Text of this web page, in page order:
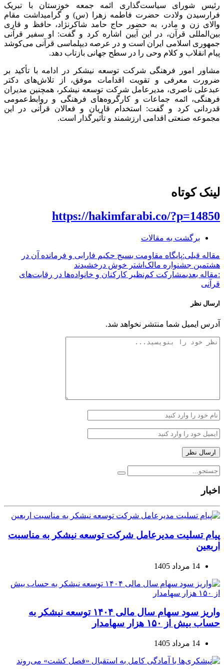
رئیس شورای سیاست‌گذاری ائمه جمعه خوزستان با تبریک
فرارسیدن ولادت حضرت فاطمه زهرا (س) و گرامیداشت مقام
والای زن و مادر، به حضور حاج حامد شاکرنژاد، حافظ و قاری
بین‌المللی قرآن، در این آیین اشاره کرد و گفت: او سفیر قرآنی
جمهوری اسلامی ایران است و در عرصه دیپلماسی قرآنی می‌کوشد
پیام انقلاب و کلام وحی را در سطح جهانی بازتاب دهد.
مشاور امور فرهنگی شرکت توسعه نیشکر در ادامه با تأکید بر
ضرورت معرفی و تقویت اقدامات موفق، از تلاش‌های دکتر
عبدعلی ناصری، مدیرعامل شرکت توسعه نیشکر، همچنین مدیران
فرهنگی، ائمه جماعات و کارگروه‌های فرهنگی و روابط‌عمومی
قدردانی کرد و گفت: استخدام قاریان و فعالان قرآنی در این
مجموعه صنعتی اقدامی ارزشمند و تأثیرگذار است.
لینک کوتاه
https://hakimfarabi.co/?p=14850
برگشت به مقالات
مقاله قبلی:پایگاه مقاومت بسیج حکیم فارابی و فرمانده آن در
هشتمین جشنواره مالک‌اشتر خوش درخشیدند
:مقاله بعدیمشارکت کم‌نظیر کارکنان و خانواده‌ها در رقابت‌های
قرآنی
ارسال نظر
آدرس ایمیل شما منتشر نخواهد شد.
اخبار
پیام تسلیت مدیرعامل شرکت توسعه نیشکر به مناسبت
اربعین
14 مرداد 1405
واریز سود سهام سال مالی ۱۴۰۴ توسعه نیشکر به
حساب بیش از ۱۵۰ هزار سهامدار
14 مرداد 1405